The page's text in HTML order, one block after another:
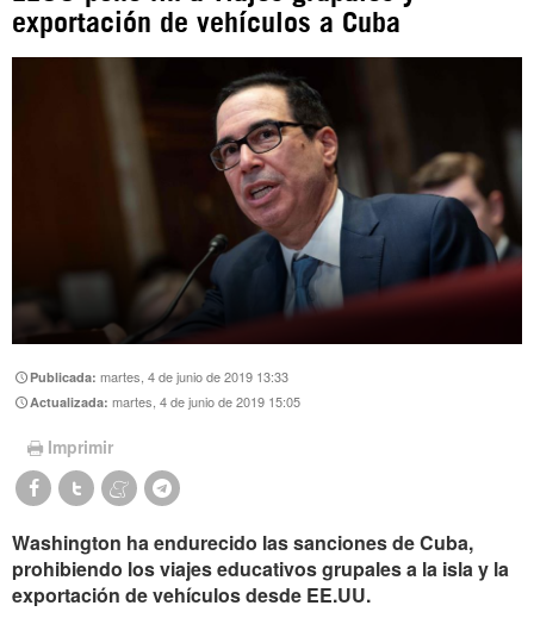
https://urmedium.com/c/hispantv
WhatsApp y Viber: +98 921 79 29 404
exportación de vehículos a Cuba
Publicada:martes, 4 de junio de 2019 13:33
Actualizada:martes, 4 de junio de 2019 15:05
Imprimir
Washington ha endurecido las sanciones de Cuba,
prohibiendo los viajes educativos grupales a la isla y la
exportación de vehículos desde EE.UU.